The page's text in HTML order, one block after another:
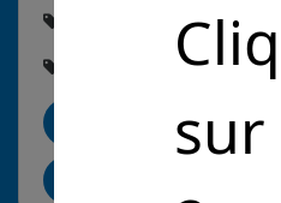
#Éducation
Me
sur